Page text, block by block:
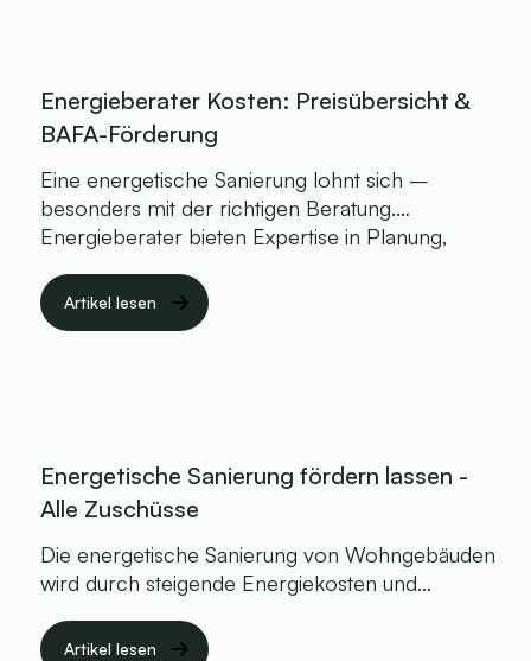
Energieberater Kosten: Preisübersicht &
BAFA-Förderung
Eine energetische Sanierung lohnt sich –
besonders mit der richtigen Beratung.
Energieberater bieten Expertise in Planung,
diesem Beitrag klären wir, welche Kosten
entstehen und wie Sie Förderungen optimal
Artikel lesen
Energetische Sanierung fördern lassen -
Alle Zuschüsse
Die energetische Sanierung von Wohngebäuden
wird durch steigende Energiekosten und
großzügiger Förderungen durch die KfW und
Artikel lesen